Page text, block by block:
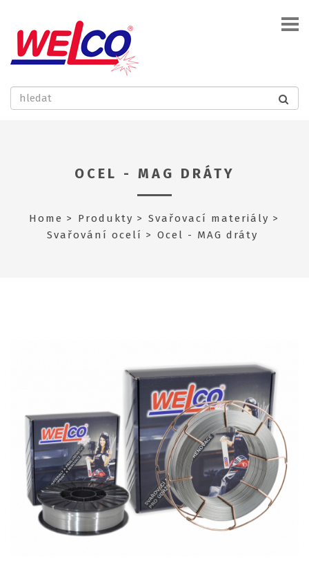
OCEL - MAG DRÁTY
Home Produkty
Svařovací materiály
Svařování ocelí
Ocel - MAG dráty